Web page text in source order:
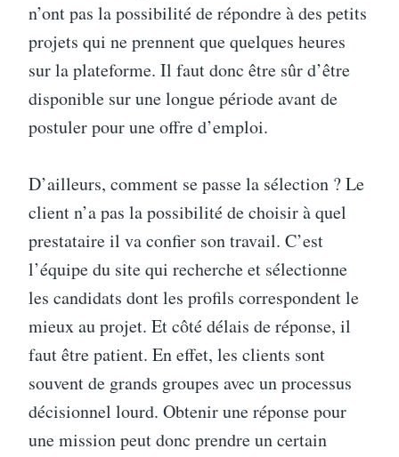
n’ont pas la possibilité de répondre à des petits
projets qui ne prennent que quelques heures
sur la plateforme. Il faut donc être sûr d’être
disponible sur une longue période avant de
postuler pour une offre d’emploi.
D’ailleurs, comment se passe la sélection ? Le
client n’a pas la possibilité de choisir à quel
prestataire il va confier son travail. C’est
l’équipe du site qui recherche et sélectionne
les candidats dont les profils correspondent le
mieux au projet. Et côté délais de réponse, il
faut être patient. En effet, les clients sont
souvent de grands groupes avec un processus
décisionnel lourd. Obtenir une réponse pour
une mission peut donc prendre un certain